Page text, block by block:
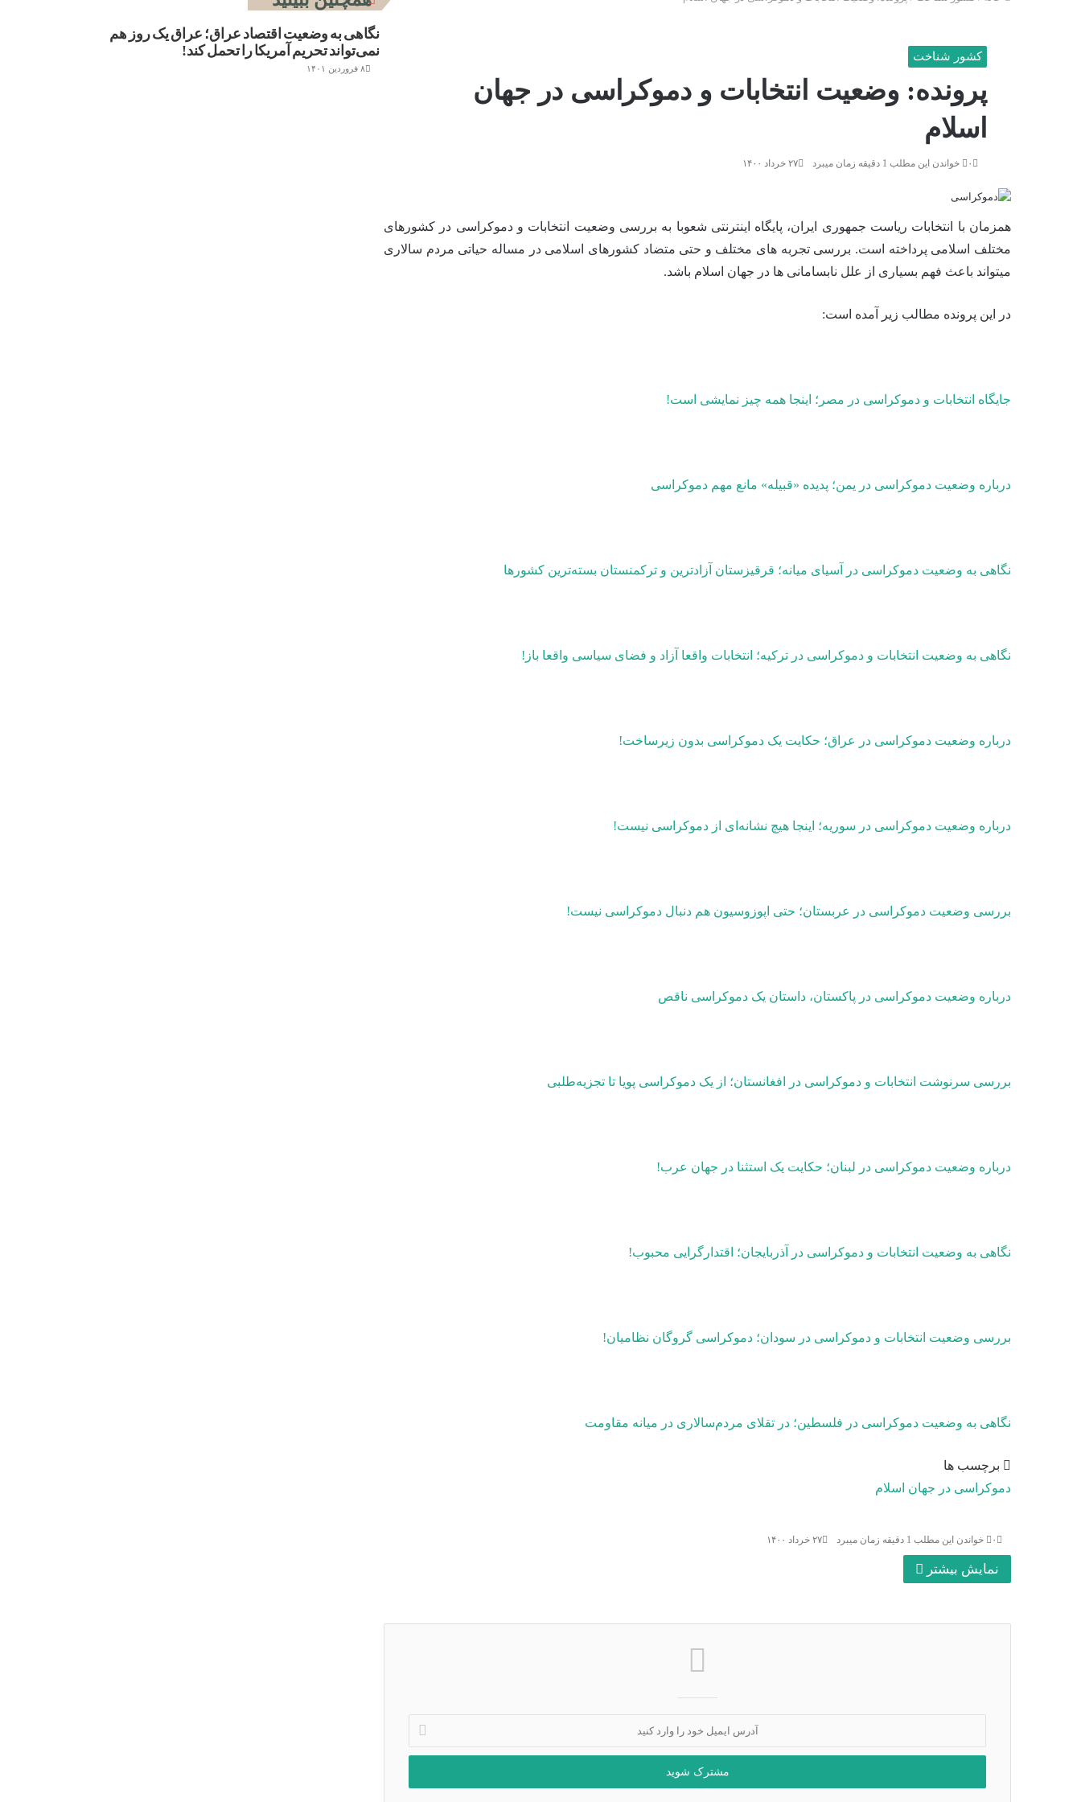
برای
کشور شناخت
پرونده: وضعیت انتخابات و دموکراسی در جهان
اسلام
۲۷ خرداد ۱۴۰۰ ۰ خواندن این مطلب 1 دقیقه زمان میبرد
همزمان با انتخابات ریاست جمهوری ایران، پایگاه اینترنتی شعوبا به بررسی وضعیت انتخابات و دموکراسی در کشورهای
مختلف اسلامی پرداخته است. بررسی تجربه های مختلف و حتی متضاد کشورهای اسلامی در مساله حیاتی مردم سالاری
میتواند باعث فهم بسیاری از علل نابسامانی ها در جهان اسلام باشد.
در این پرونده مطالب زیر آمده است:
جایگاه انتخابات و دموکراسی در مصر؛ اینجا همه چیز نمایشی است!
درباره وضعیت دموکراسی در یمن؛ پدیده «قبیله» مانع مهم دموکراسی
نگاهی به وضعیت دموکراسی در آسیای میانه؛ قرقیزستان آزادترین و ترکمنستان بسته‌ترین کشورها
نگاهی به وضعیت انتخابات و دموکراسی در ترکیه؛ انتخابات واقعا آزاد و فضای سیاسی واقعا باز!
درباره وضعیت دموکراسی در عراق؛ حکایت یک دموکراسی بدون زیرساخت!
درباره وضعیت دموکراسی در سوریه؛ اینجا هیچ نشانه‌ای از دموکراسی نیست!
بررسی وضعیت دموکراسی در عربستان؛ حتی اپوزوسیون هم دنبال دموکراسی نیست!
درباره وضعیت دموکراسی در پاکستان، داستان یک دموکراسی ناقص
بررسی سرنوشت انتخابات و دموکراسی در افغانستان؛ از یک دموکراسی پویا تا تجزیه‌طلبی
درباره وضعیت دموکراسی در لبنان؛ حکایت یک استثنا در جهان عرب!
نگاهی به وضعیت انتخابات و دموکراسی در آذربایجان؛ اقتدارگرایی محبوب!
بررسی وضعیت انتخابات و دموکراسی در سودان؛ دموکراسی گروگان نظامیان!
نگاهی به وضعیت دموکراسی در فلسطین؛ در تقلای مردم‌سالاری در میانه مقاومت
برچسب ها
دموکراسی در جهان اسلام
۲۷ خرداد ۱۴۰۰ ۰ خواندن این مطلب 1 دقیقه زمان میبرد
نمایش بیشتر
خود
وارد
نگاهی به وضعیت اقتصاد عراق؛ عراق یک روز هم
نمی‌تواند تحریم آمریکا را تحمل کند!
۸ فروردین ۱۴۰۱